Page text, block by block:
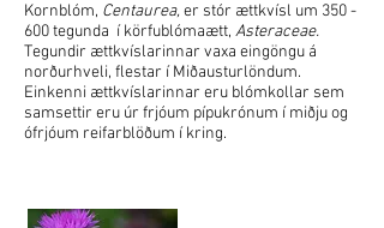
Kornblóm, Centaurea, er stór ættkvísl um 350 -
600 tegunda í körfublómaætt, Asteraceae.
Tegundir ættkvíslarinnar vaxa eingöngu á
norðurhveli, flestar í Miðausturlöndum.
Einkenni ættkvíslarinnar eru blómkollar sem
samsettir eru úr frjóum pípukrónum í miðju og
ófrjóum reifarblöðum í kring.